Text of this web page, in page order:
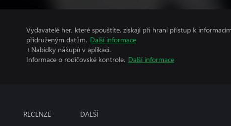
Vydavatelé her, které spouštíte, získají při hraní přístup k
přidruženým datům. Další informace
+Nabídky nákupů v aplikaci.
Informace o rodičovské kontrole. Další informace
RECENZE DALŠÍ